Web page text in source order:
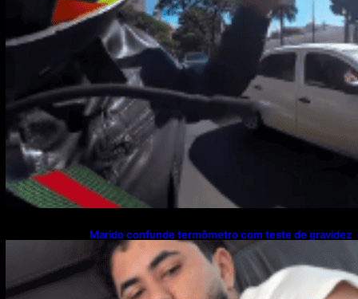
Marido confunde termômetro com teste de gravidez
e reação viraliza nas redes sociais